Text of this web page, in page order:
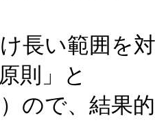
長い範囲を
則」と
ので、結果